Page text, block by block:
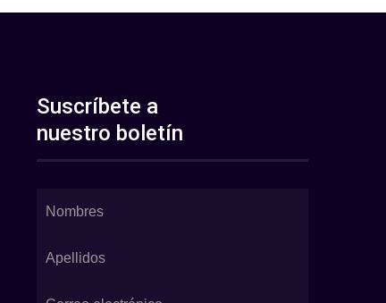
Suscríbete a
nuestro boletín